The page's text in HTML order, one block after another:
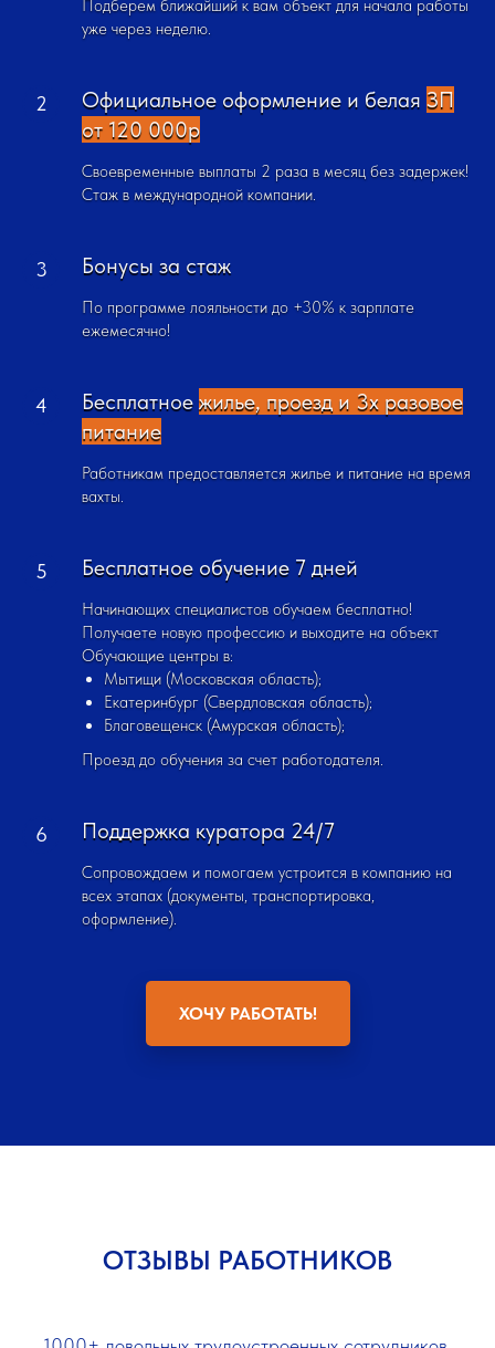
Подберем ближайший к вам объект для начала работы
уже через неделю.
Официальное оформление и белая ЗП
от 120 000р
Своевременные выплаты 2 раза в месяц без задержек!
Стаж в международной компании.
Бонусы за стаж
По программе лояльности до +30% к зарплате
ежемесячно!
Бесплатное жилье, проезд и 3х разовое
питание
Работникам предоставляется жилье и питание на время
вахты.
Бесплатное обучение 7 дней
Начинающих специалистов обучаем бесплатно!
Получаете новую профессию и выходите на объект
Обучающие центры в:
Мытищи (Московская область);
Екатеринбург (Свердловская область);
Благовещенск (Амурская область);
Проезд до обучения за счет работодателя.
Поддержка куратора 24/7
Сопровождаем и помогаем устроится в компанию на
всех этапах (документы, транспортировка,
оформление).
ХОЧУ РАБОТАТЬ!
ОТЗЫВЫ РАБОТНИКОВ